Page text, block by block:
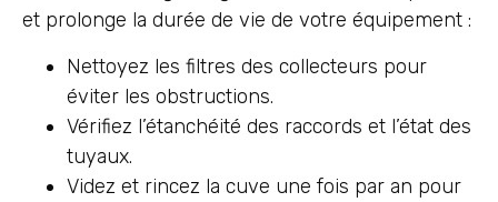
et prolonge la durée de vie de votre équipement :
Nettoyez les filtres des collecteurs pour
éviter les obstructions.
Vérifiez l’étanchéité des raccords et l’état des
tuyaux.
Videz et rincez la cuve une fois par an pour